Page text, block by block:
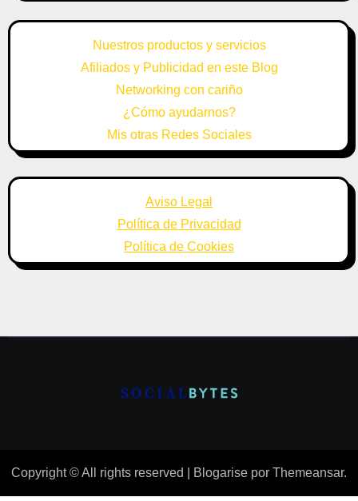
Nuestros productos y servicios
Afiliados y Publicidad en este Blog
Networking con cariño
¿Cómo ayudarnos?
Mis otras Redes Sociales
Aviso Legal
Política de Privacidad
Política de Cookies
Copyright © All rights reserved Blogarise por Themeansar.